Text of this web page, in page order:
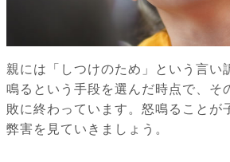
親には「しつけのため」という言い
鳴るという手段を選んだ時点で、そ
敗に終わっています。怒鳴ることが
弊害を見ていきましょう。